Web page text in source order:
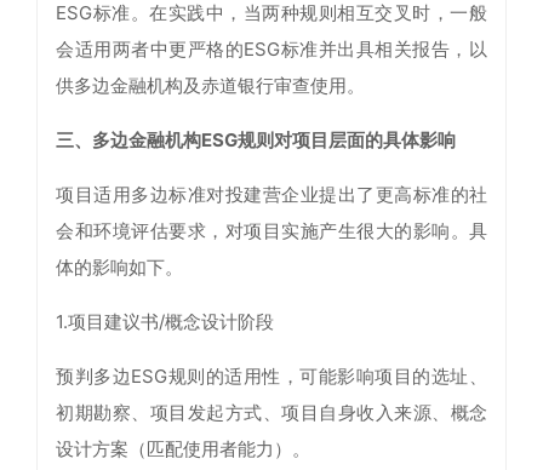
ESG标准。在实践中，当两种规则相互交叉时，一般
会适用两者中更严格的ESG标准并出具相关报告，以
供多边金融机构及赤道银行审查使用。
三、多边金融机构ESG规则对项目层面的具体影响
项目适用多边标准对投建营企业提出了更高标准的社
会和环境评估要求，对项目实施产生很大的影响。具
体的影响如下。
1.项目建议书/概念设计阶段
预判多边ESG规则的适用性，可能影响项目的选址、
初期勘察、项目发起方式、项目自身收入来源、概念
设计方案（匹配使用者能力）。